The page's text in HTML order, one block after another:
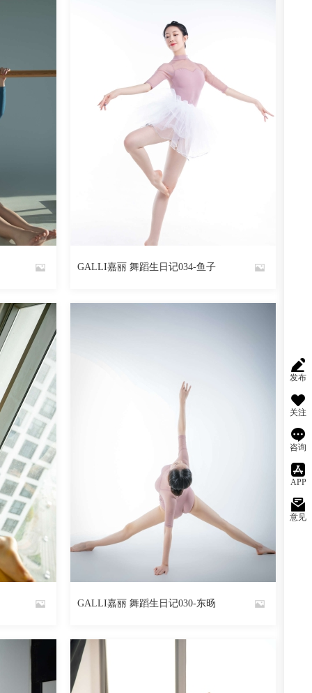
发布
关注
咨询
APP
意见
读 0 回复
读 0 回复
魅丝社
1772 阅读 0 回复
GALLI嘉丽 舞蹈生日记034-鱼子
魅丝社
GALLI嘉丽 舞蹈生日记030-东旸